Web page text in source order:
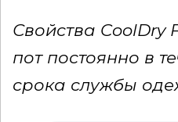
Свойства CoolDry
пот постоянно в
срока службы